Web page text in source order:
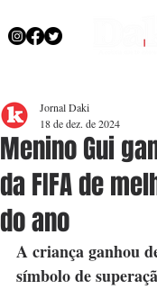
Menino Gui
da FIFA de
do ano
Jornal Daki
18 de dez. de 2024
A criança ganhou
símbolo de